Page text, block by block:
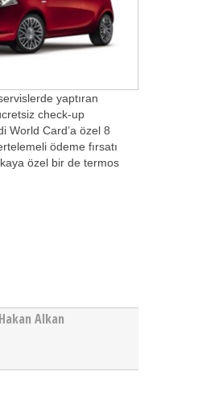
yaptıran
check-up
World Card’a özel 8
ödeme fırsatı
özel bir de termos
Alkan